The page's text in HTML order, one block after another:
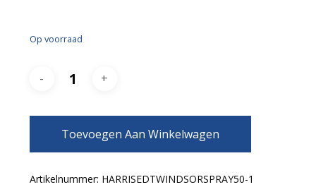
Op voorraad
Toevoegen Aan Winkelwagen
Artikelnummer: HARRISEDTWINDSORSPRAY50-1